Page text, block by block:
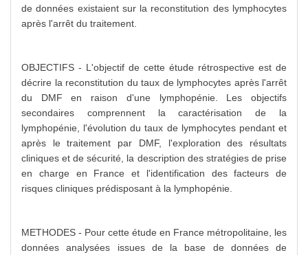
de données existaient sur la reconstitution des lymphocytes
après l'arrêt du traitement.
OBJECTIFS - L'objectif de cette étude rétrospective est de
décrire la reconstitution du taux de lymphocytes après l'arrêt
du DMF en raison d'une lymphopénie. Les objectifs
secondaires comprennent la caractérisation de la
lymphopénie, l'évolution du taux de lymphocytes pendant et
après le traitement par DMF, l'exploration des résultats
cliniques et de sécurité, la description des stratégies de prise
en charge en France et l'identification des facteurs de
risques cliniques prédisposant à la lymphopénie.
METHODES - Pour cette étude en France métropolitaine, les
données analysées issues de la base de données de